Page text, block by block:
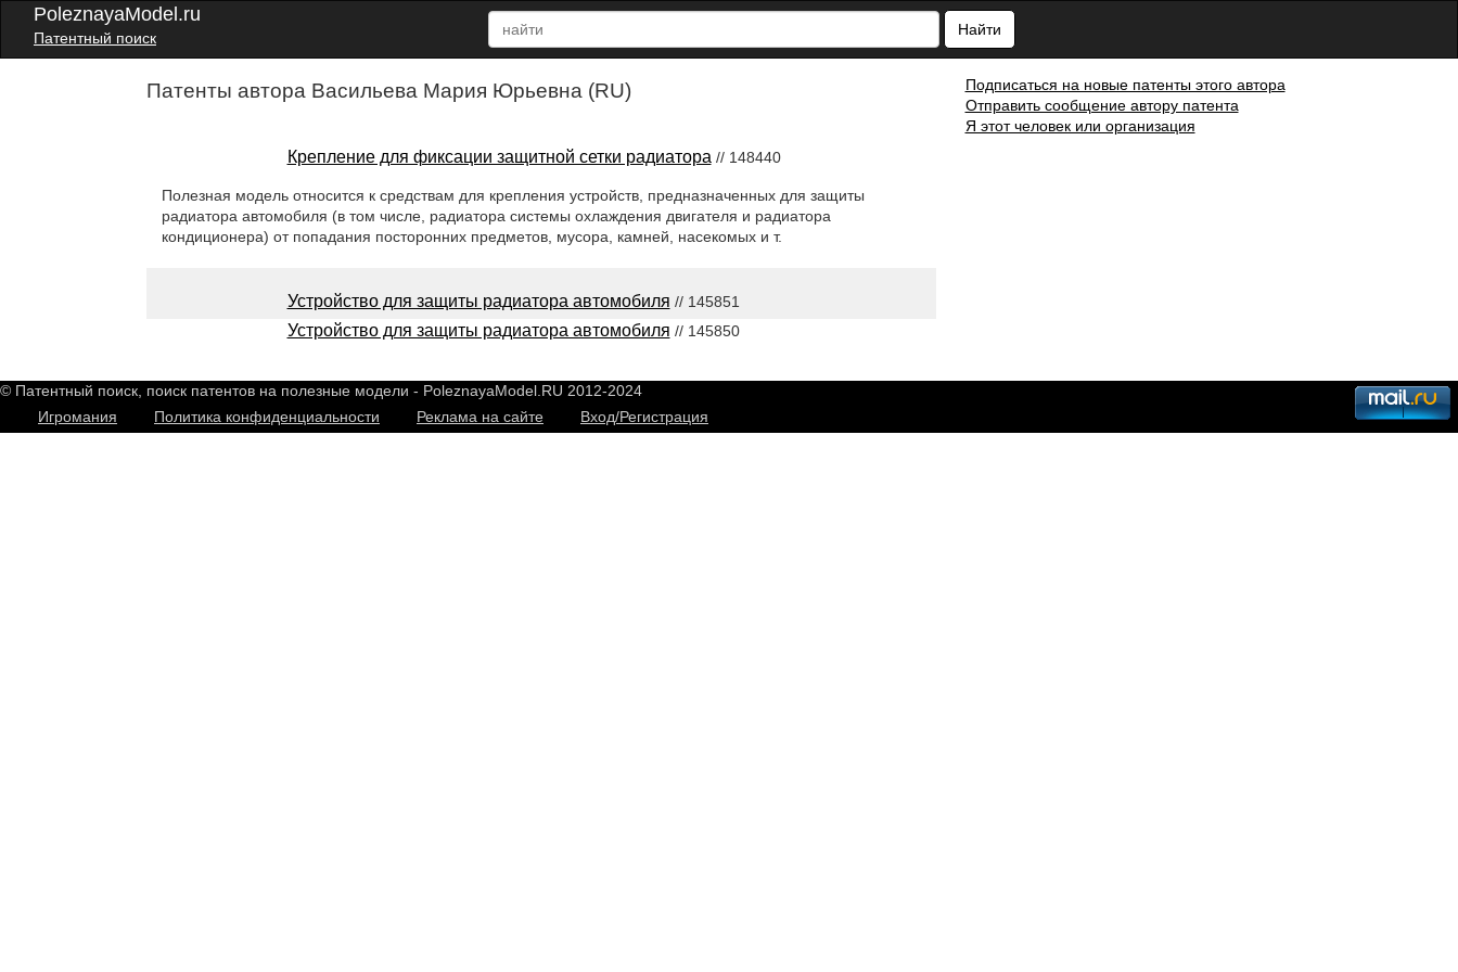
PoleznayaModel.ru
Патентный поиск
Найти
Патенты автора Васильева Мария Юрьевна (RU)
Крепление для фиксации защитной сетки радиатора // 148440
Полезная модель относится к средствам для крепления устройств, предназначенных для защиты
радиатора автомобиля (в том числе, радиатора системы охлаждения двигателя и радиатора
кондиционера) от попадания посторонних предметов, мусора, камней, насекомых и т.
Устройство для защиты радиатора автомобиля // 145851
Устройство для защиты радиатора автомобиля // 145850
Подписаться на новые патенты этого автора
Отправить сообщение автору патента
Я этот человек или организация
© Патентный поиск, поиск патентов на полезные модели - PoleznayaModel.RU 2012-2024
Игромания
Политика конфиденциальности Реклама на сайте Вход/Регистрация